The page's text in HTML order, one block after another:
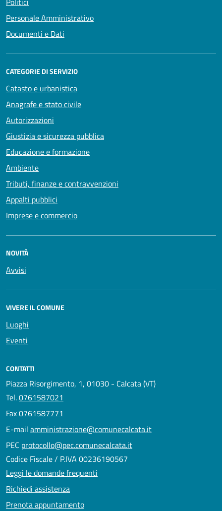
Personale Amministrativo
Documenti e Dati
CATEGORIE DI SERVIZIO
Catasto e urbanistica
Anagrafe e stato civile
Autorizzazioni
Giustizia e sicurezza pubblica
Educazione e formazione
Ambiente
Tributi, finanze e contravvenzioni
Appalti pubblici
Imprese e commercio
NOVITÀ
Avvisi
VIVERE IL COMUNE
Luoghi
Eventi
CONTATTI
Piazza Risorgimento, 1, 01030 - Calcata (VT)
Tel.0761587021
Fax0761587771
E-mail amministrazione@comunecalcata.it
PEC protocollo@pec.comunecalcata.it
Codice Fiscale / P.IVA 00236190567
Leggi le domande frequenti
Richiedi assistenza
Prenota appuntamento